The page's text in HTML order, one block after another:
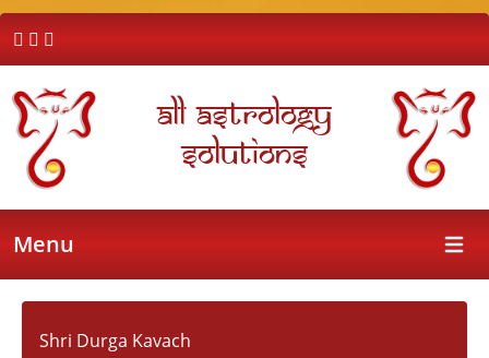
All Astrology
Solutions
Menu Open
Shri Durga Kavach